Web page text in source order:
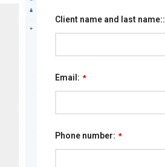
Client name and last name::
Email: *
Phone number: *